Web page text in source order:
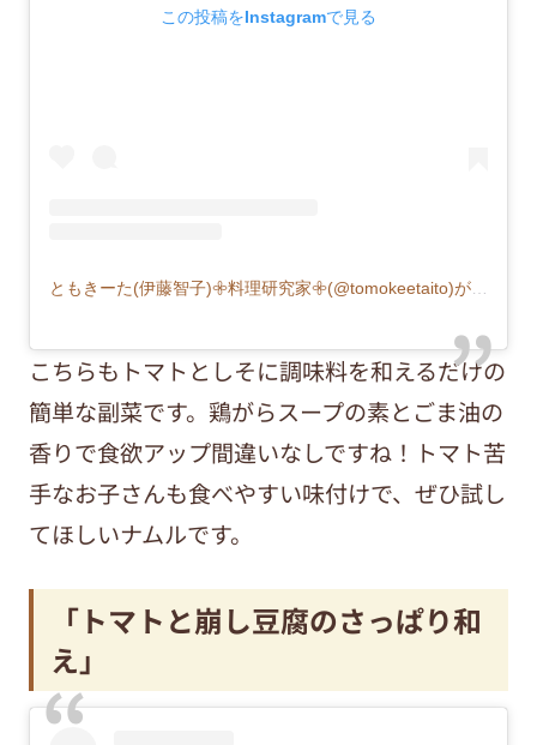
この投稿をInstagramで見る
ともきーた(伊藤智子)𖧷料理研究家𖧷(@tomokeetaito)がシェアした投稿
こちらもトマトとしそに調味料を和えるだけの
簡単な副菜です。鶏がらスープの素とごま油の
香りで食欲アップ間違いなしですね！トマト苦
手なお子さんも食べやすい味付けで、ぜひ試し
てほしいナムルです。
「トマトと崩し豆腐のさっぱり和
え」